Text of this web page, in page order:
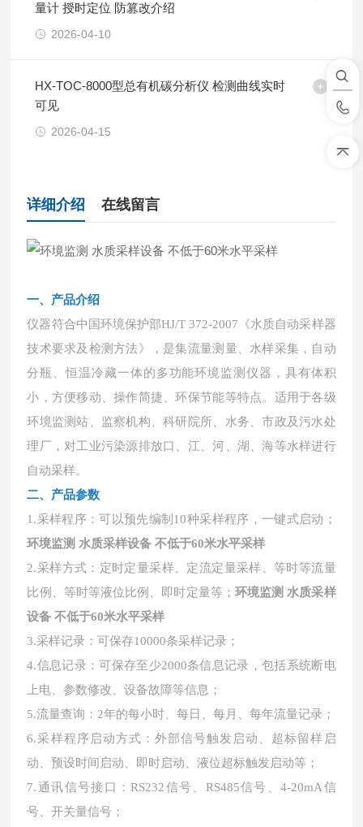
量计 授时定位 防篡改介绍
2026-04-10
HX-TOC-8000型总有机碳分析仪 检测曲线实时
可见
2026-04-15
详细介绍 在线留言
一、 产品介绍
仪器符合中国环境保护部HJ/T 372-2007《水质自动采样器
技术要求及检测方法》，是集流量测量、水样采集，自动
分瓶、恒温冷藏一体的多功能环境监测仪器，具有体积
小，方便移动、操作简捷、环保节能等特点。适用于各级
环境监测站、监察机构、科研院所、水务、市政及污水处
理厂，对工业污染源排放口、江、河、湖、海等水样进行
自动采样。
二、产品参数
1.采样程序：可以预先编制10种采样程序，一键式启动；
环境监测 水质采样设备 不低于60米水平采样
2.采样方式：定时定量采样、定流定量采样、等时等流量
比例、等时等液位比例、即时定量等； 环境监测 水质采样
设备 不低于60米水平采样
3.采样记录：可保存10000条采样记录；
4.信息记录：可保存至少2000条信息记录，包括系统断电
上电、参数修改、设备故障等信息；
5.流量查询：2年的每小时、每日、每月、每年流量记录；
6.采样程序启动方式：外部信号触发启动、超标留样启
动、预设时间启动、即时启动、液位超标触发启动等；
7.通讯信号接口：RS232信号、RS485信号、4-20mA信
号、开关量信号；